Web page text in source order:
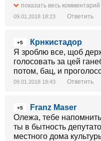
справа. "Видко пана по
показать весь комментарий
09.01.2018 18:23 Ответить
+5
Крнкистадор
Я зроблю все, щоб
голосовать за цей
потом, бац, и
09.01.2018 18:43 Ответить
+5
Franz Maser
Олежа, тебе
ты в бытность
местного дома